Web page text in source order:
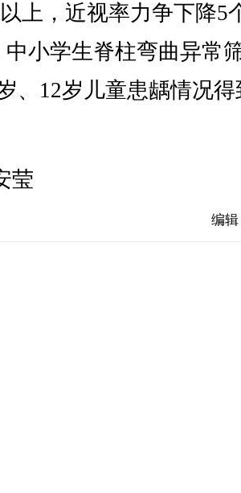
上，近视率力争下降5
中小学生脊柱弯曲异常
、12岁儿童患龋情况得
编